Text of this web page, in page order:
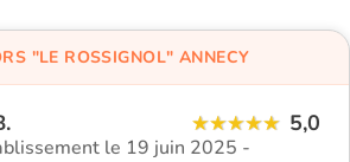
5,0
le 19 juin 2025 -
"LE ROSSIGNOL" ANNECY